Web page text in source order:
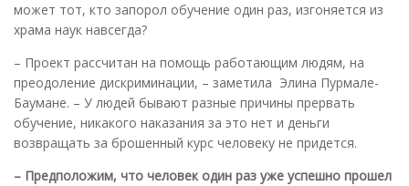
может тот, кто запорол обучение один раз, изгоняется из
храма наук навсегда?
– Проект рассчитан на помощь работающим людям, на
преодоление дискриминации, – заметила Элина Пурмале-
Баумане. – У людей бывают разные причины прервать
обучение, никакого наказания за это нет и деньги
возвращать за брошенный курс человеку не придется.
– Предположим, что человек один раз уже успешно прошел